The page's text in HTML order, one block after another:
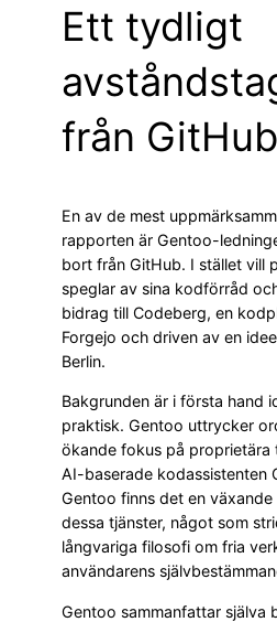
Ett tydligt
från GitHub
En av de mest
rapporten är Gentoo-
bort från GitHub. I stället vill
speglar av sina kodförråd
bidrag till Codeberg, en
Forgejo och driven av en
Berlin.
Bakgrunden är i första hand
praktisk. Gentoo uttrycker
ökande fokus på proprietära
AI-baserade kodassistenten
Gentoo finns det en
dessa tjänster, något som
långvariga filosofi om fria
användarens
Gentoo sammanfattar själva